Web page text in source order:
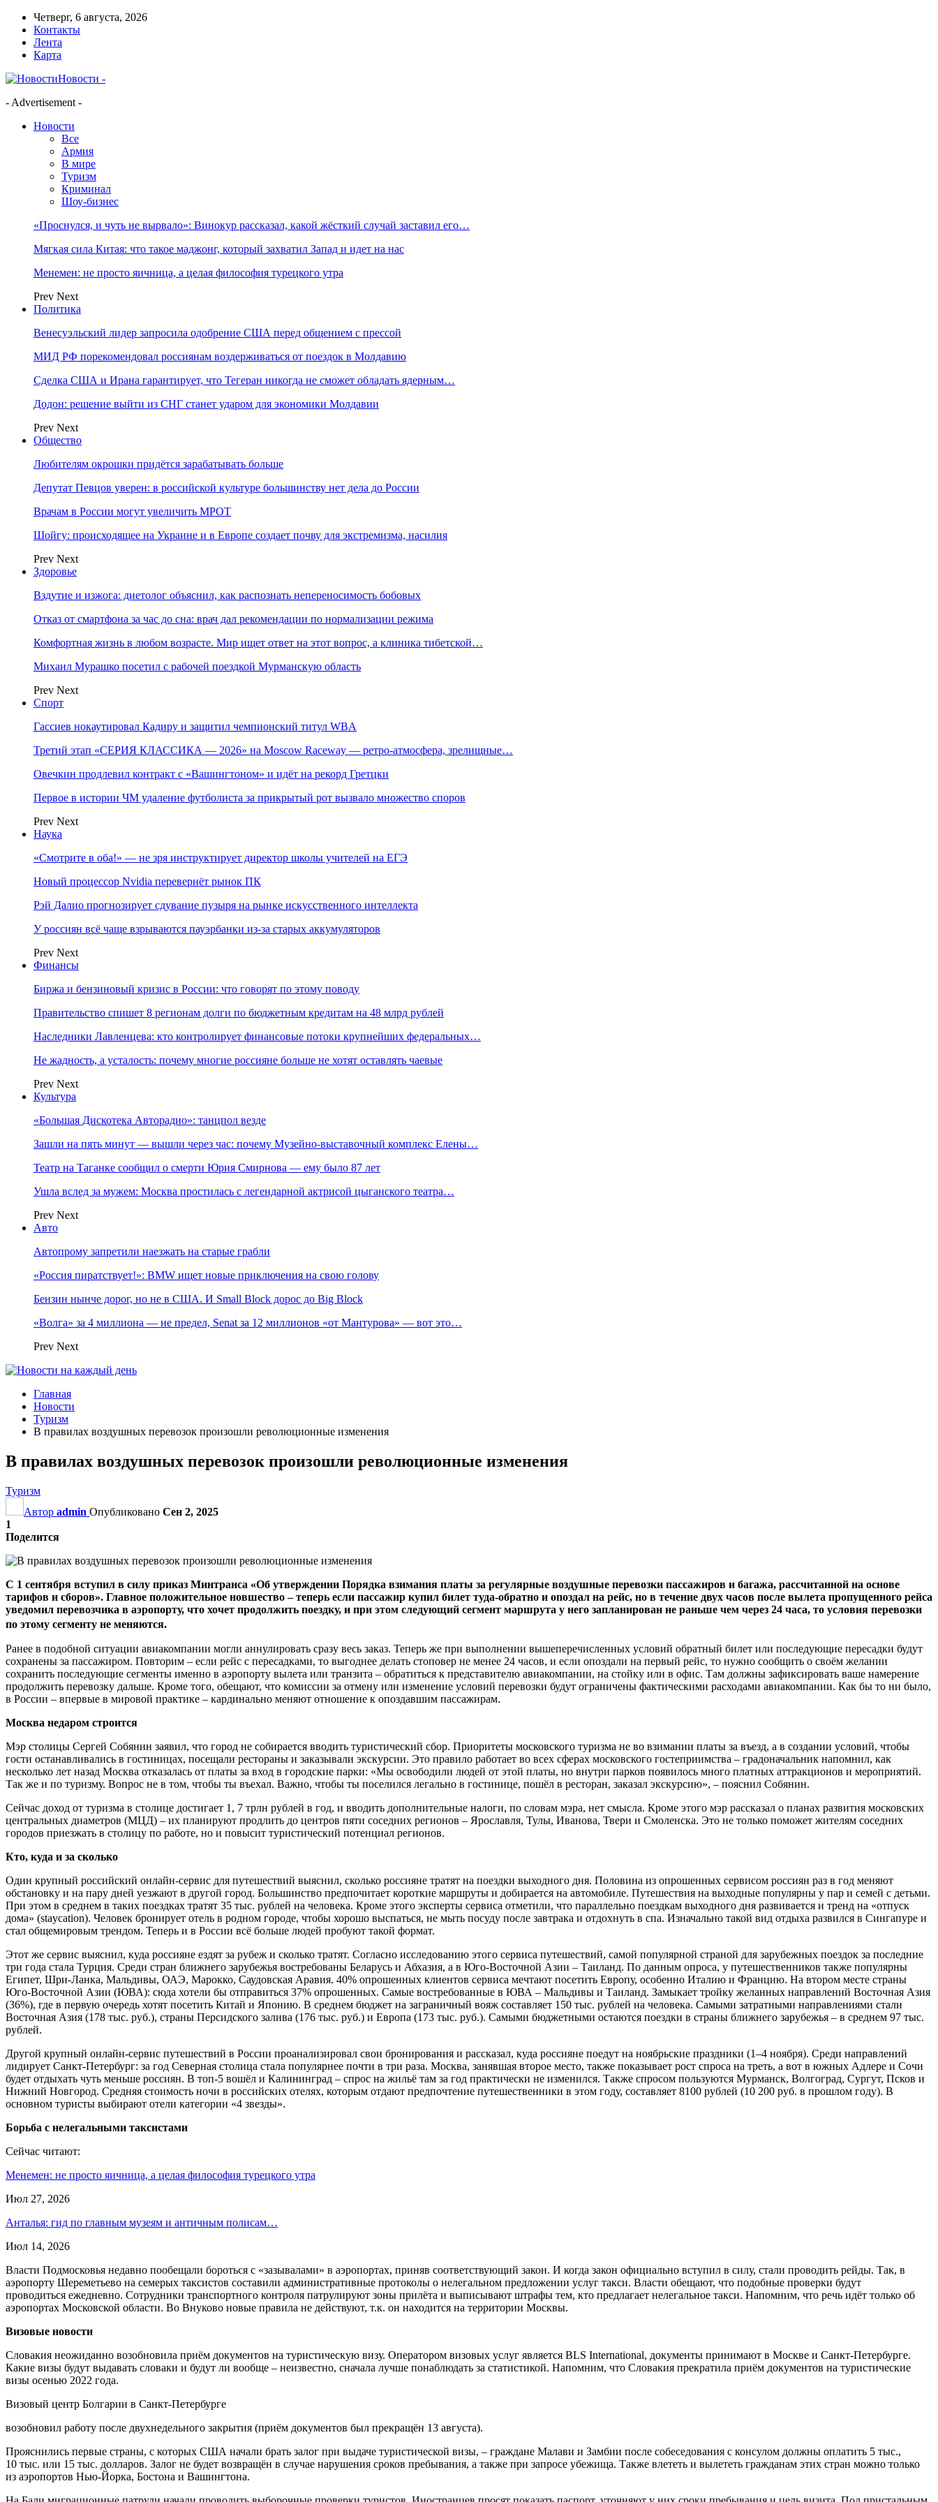
Четверг, 6 августа, 2026
Контакты
Лента
Карта
Новости -
- Advertisement -
Новости
Все
Армия
В мире
Туризм
Криминал
Шоу-бизнес
«Проснулся, и чуть не вырвало»: Винокур рассказал, какой жёсткий случай заставил его…
Мягкая сила Китая: что такое маджонг, который захватил Запад и идет на нас
Менемен: не просто яичница, а целая философия турецкого утра
Prev Next
Политика
Венесуэльский лидер запросила одобрение США перед общением с прессой
МИД РФ порекомендовал россиянам воздерживаться от поездок в Молдавию
Сделка США и Ирана гарантирует, что Тегеран никогда не сможет обладать ядерным…
Додон: решение выйти из СНГ станет ударом для экономики Молдавии
Prev Next
Общество
Любителям окрошки придётся зарабатывать больше
Депутат Певцов уверен: в российской культуре большинству нет дела до России
Врачам в России могут увеличить МРОТ
Шойгу: происходящее на Украине и в Европе создает почву для экстремизма, насилия
Prev Next
Здоровье
Вздутие и изжога: диетолог объяснил, как распознать непереносимость бобовых
Отказ от смартфона за час до сна: врач дал рекомендации по нормализации режима
Комфортная жизнь в любом возрасте. Мир ищет ответ на этот вопрос, а клиника тибетской…
Михаил Мурашко посетил с рабочей поездкой Мурманскую область
Prev Next
Спорт
Гассиев нокаутировал Кадиру и защитил чемпионский титул WBA
Третий этап «СЕРИЯ КЛАССИКА — 2026» на Moscow Raceway — ретро‑атмосфера, зрелищные…
Овечкин продлевил контракт с «Вашингтоном» и идёт на рекорд Гретцки
Первое в истории ЧМ удаление футболиста за прикрытый рот вызвало множество споров
Prev Next
Наука
«Смотрите в оба!» — не зря инструктирует директор школы учителей на ЕГЭ
Новый процессор Nvidia перевернёт рынок ПК
Рэй Далио прогнозирует сдувание пузыря на рынке искусственного интеллекта
У россиян всё чаще взрываются пауэрбанки из-за старых аккумуляторов
Prev Next
Финансы
Биржа и бензиновый кризис в России: что говорят по этому поводу
Правительство спишет 8 регионам долги по бюджетным кредитам на 48 млрд рублей
Наследники Лавленцева: кто контролирует финансовые потоки крупнейших федеральных…
Не жадность, а усталость: почему многие россияне больше не хотят оставлять чаевые
Prev Next
Культура
«Большая Дискотека Авторадио»: танцпол везде
Зашли на пять минут — вышли через час: почему Музейно-выставочный комплекс Елены…
Театр на Таганке сообщил о смерти Юрия Смирнова — ему было 87 лет
Ушла вслед за мужем: Москва простилась с легендарной актрисой цыганского театра…
Prev Next
Авто
Автопрому запретили наезжать на старые грабли
«Россия пиратствует!»: BMW ищет новые приключения на свою голову
Бензин нынче дорог, но не в США. И Small Block дорос до Big Block
«Волга» за 4 миллиона — не предел, Senat за 12 миллионов «от Мантурова» — вот это…
Prev Next
Главная
Новости
Туризм
В правилах воздушных перевозок произошли революционные изменения
В правилах воздушных перевозок произошли революционные изменения
Туризм
Автор admin Опубликовано Сен 2, 2025
1
Поделится
С 1 сентября вступил в силу приказ Минтранса «Об утверждении Порядка взимания платы за регулярные воздушные перевозки пассажиров и багажа, рассчитанной на основе
тарифов и сборов». Главное положительное новшество – теперь если пассажир купил билет туда-обратно и опоздал на рейс, но в течение двух часов после вылета пропущенного рейса
уведомил перевозчика в аэропорту, что хочет продолжить поездку, и при этом следующий сегмент маршрута у него запланирован не раньше чем через 24 часа, то условия перевозки
по этому сегменту не меняются.
Ранее в подобной ситуации авиакомпании могли аннулировать сразу весь заказ. Теперь же при выполнении вышеперечисленных условий обратный билет или последующие пересадки будут
сохранены за пассажиром. Повторим – если рейс с пересадками, то выгоднее делать стоповер не менее 24 часов, и если опоздали на первый рейс, то нужно сообщить о своём желании
сохранить последующие сегменты именно в аэропорту вылета или транзита – обратиться к представителю авиакомпании, на стойку или в офис. Там должны зафиксировать ваше намерение
продолжить перевозку дальше. Кроме того, обещают, что комиссии за отмену или изменение условий перевозки будут ограничены фактическими расходами авиакомпании. Как бы то ни было,
в России – впервые в мировой практике – кардинально меняют отношение к опоздавшим пассажирам.
Москва недаром строится
Мэр столицы Сергей Собянин заявил, что город не собирается вводить туристический сбор. Приоритеты московского туризма не во взимании платы за въезд, а в создании условий, чтобы
гости останавливались в гостиницах, посещали рестораны и заказывали экскурсии. Это правило работает во всех сферах московского гостеприимства – градоначальник напомнил, как
несколько лет назад Москва отказалась от платы за вход в городские парки: «Мы освободили людей от этой платы, но внутри парков появилось много платных аттракционов и мероприятий.
Так же и по туризму. Вопрос не в том, чтобы ты въехал. Важно, чтобы ты поселился легально в гостинице, пошёл в ресторан, заказал экскурсию», – пояснил Собянин.
Сейчас доход от туризма в столице достигает 1, 7 трлн рублей в год, и вводить дополнительные налоги, по словам мэра, нет смысла. Кроме этого мэр рассказал о планах развития московских
центральных диаметров (МЦД) – их планируют продлить до центров пяти соседних регионов – Ярославля, Тулы, Иванова, Твери и Смоленска. Это не только поможет жителям соседних
городов приезжать в столицу по работе, но и повысит туристический потенциал регионов.
Кто, куда и за сколько
Один крупный российский онлайн-сервис для путешествий выяснил, сколько россияне тратят на поездки выходного дня. Половина из опрошенных сервисом россиян раз в год меняют
обстановку и на пару дней уезжают в другой город. Большинство предпочитает короткие маршруты и добирается на автомобиле. Путешествия на выходные популярны у пар и семей с детьми.
При этом в среднем в таких поездках тратят 35 тыс. рублей на человека. Кроме этого эксперты сервиса отметили, что параллельно поездкам выходного дня развивается и тренд на «отпуск
дома» (staycation). Человек бронирует отель в родном городе, чтобы хорошо выспаться, не мыть посуду после завтрака и отдохнуть в спа. Изначально такой вид отдыха развился в Сингапуре и
стал общемировым трендом. Теперь и в России всё больше людей пробуют такой формат.
Этот же сервис выяснил, куда россияне ездят за рубеж и сколько тратят. Согласно исследованию этого сервиса путешествий, самой популярной страной для зарубежных поездок за последние
три года стала Турция. Среди стран ближнего зарубежья востребованы Беларусь и Абхазия, а в Юго-Восточной Азии – Таиланд. По данным опроса, у путешественников также популярны
Египет, Шри-Ланка, Мальдивы, ОАЭ, Марокко, Саудовская Аравия. 40% опрошенных клиентов сервиса мечтают посетить Европу, особенно Италию и Францию. На втором месте страны
Юго-Восточной Азии (ЮВА): сюда хотели бы отправиться 37% опрошенных. Самые востребованные в ЮВА – Мальдивы и Таиланд. Замыкает тройку желанных направлений Восточная Азия
(36%), где в первую очередь хотят посетить Китай и Японию. В среднем бюджет на заграничный вояж составляет 150 тыс. рублей на человека. Самыми затратными направлениями стали
Восточная Азия (178 тыс. руб.), страны Персидского залива (176 тыс. руб.) и Европа (173 тыс. руб.). Самыми бюджетными остаются поездки в страны ближнего зарубежья – в среднем 97 тыс.
рублей.
Другой крупный онлайн-сервис путешествий в России проанализировал свои бронирования и рассказал, куда россияне поедут на ноябрьские праздники (1–4 ноября). Среди направлений
лидирует Санкт-Петербург: за год Северная столица стала популярнее почти в три раза. Москва, занявшая второе место, также показывает рост спроса на треть, а вот в южных Адлере и Сочи
будет отдыхать чуть меньше россиян. В топ-5 вошёл и Калининград – спрос на жильё там за год практически не изменился. Также спросом пользуются Мурманск, Волгоград, Сургут, Псков и
Нижний Новгород. Средняя стоимость ночи в российских отелях, которым отдают предпочтение путешественники в этом году, составляет 8100 рублей (10 200 руб. в прошлом году). В
основном туристы выбирают отели категории «4 звезды».
Борьба с нелегальными таксистами
Сейчас читают:
Менемен: не просто яичница, а целая философия турецкого утра
Июл 27, 2026
Анталья: гид по главным музеям и античным полисам…
Июл 14, 2026
Власти Подмосковья недавно пообещали бороться с «зазывалами» в аэропортах, приняв соответствующий закон. И когда закон официально вступил в силу, стали проводить рейды. Так, в
аэропорту Шереметьево на семерых таксистов составили административные протоколы о нелегальном предложении услуг такси. Власти обещают, что подобные проверки будут
проводиться ежедневно. Сотрудники транспортного контроля патрулируют зоны прилёта и выписывают штрафы тем, кто предлагает нелегальное такси. Напомним, что речь идёт только об
аэропортах Московской области. Во Внуково новые правила не действуют, т.к. он находится на территории Москвы.
Визовые новости
Словакия неожиданно возобновила приём документов на туристическую визу. Оператором визовых услуг является BLS International, документы принимают в Москве и Санкт-Петербурге.
Какие визы будут выдавать словаки и будут ли вообще – неизвестно, сначала лучше понаблюдать за статистикой. Напомним, что Словакия прекратила приём документов на туристические
визы осенью 2022 года.
Визовый центр Болгарии в Санкт-Петербурге
возобновил работу после двухнедельного закрытия (приём документов был прекращён 13 августа).
Прояснились первые страны, с которых США начали брать залог при выдаче туристической визы, – граждане Малави и Замбии после собеседования с консулом должны оплатить 5 тыс.,
10 тыс. или 15 тыс. долларов. Залог не будет возвращён в случае нарушения сроков пребывания, а также при запросе убежища. Также влететь и вылететь гражданам этих стран можно только
из аэропортов Нью-Йорка, Бостона и Вашингтона.